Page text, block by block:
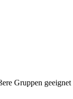
Gruppen geeignet